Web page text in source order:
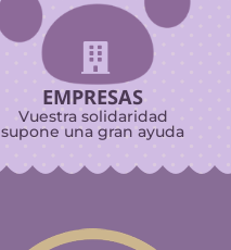

EMPRESAS
Vuestra solidaridad
supone una gran ayuda